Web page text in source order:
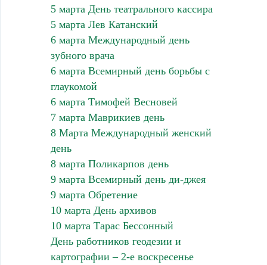
5 марта День театрального кассира
5 марта Лев Катанский
6 марта Международный день
зубного врача
6 марта Всемирный день борьбы с
глаукомой
6 марта Тимофей Весновей
7 марта Маврикиев день
8 Марта Международный женский
день
8 марта Поликарпов день
9 марта Всемирный день ди-джея
9 марта Обретение
10 марта День архивов
10 марта Тарас Бессонный
День работников геодезии и
картографии – 2-е воскресенье